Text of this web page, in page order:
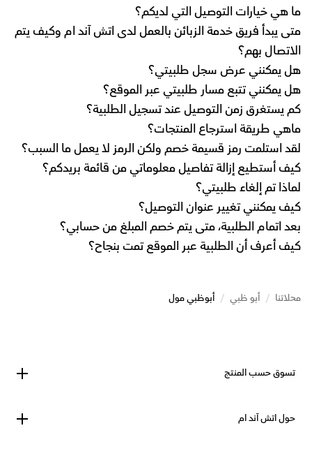
ما هي خيارات التوصيل التي لديكم؟
متى يبدأ فريق خدمة الزبائن بالعمل لدى اتش آند ام وكيف يتم
الاتصال بهم؟
هل يمكنني عرض سجل طلبيتي؟
هل يمكنني تتبع مسار طلبيتي عبر الموقع؟
كم يستغرق زمن التوصيل عند تسجيل الطلبية؟
ماهي طريقة استرجاع المنتجات؟
لقد استلمت رمز قسيمة خصم ولكن الرمز لا يعمل ما السبب؟
كيف أستطيع إزالة تفاصيل معلوماتي من قائمة بريدكم؟
لماذا تم إلغاء طلبيتي؟
كيف يمكنني تغيير عنوان التوصيل؟
بعد اتمام الطلبية، متى يتم خصم المبلغ من حسابي؟
كيف أعرف أن الطلبية عبر الموقع تمت بنجاح؟
محلاتنا / أبو ظبي / أبوظبي مول
تسوق حسب المنتج
حول اتش آند ام